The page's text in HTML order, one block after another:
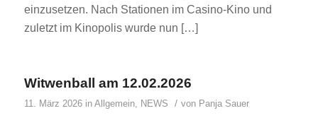
einzusetzen. Nach Stationen im Casino-Kino und
zuletzt im Kinopolis wurde nun […]
Witwenball am 12.02.2026
11. März 2026 in Allgemein, NEWS / von Panja Sauer